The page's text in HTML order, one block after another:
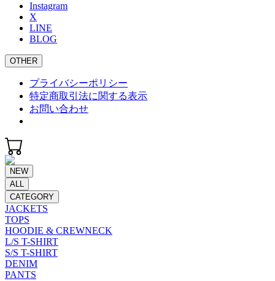
Instagram
X
LINE
BLOG
OTHER
プライバシーポリシー
特定商取引法に関する表示
お問い合わせ
NEW
ALL
CATEGORY
JACKETS
TOPS
HOODIE & CREWNECK
L/S T-SHIRT
S/S T-SHIRT
DENIM
PANTS